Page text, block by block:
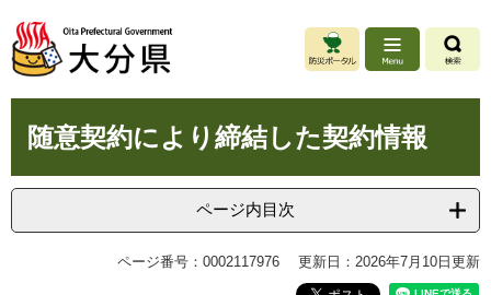
ジ
先
。
ュ
を
て
随意契約により締結した契約情報
ページ内目次
ページ番号：0002117976 更新日：2026年7月10日更新